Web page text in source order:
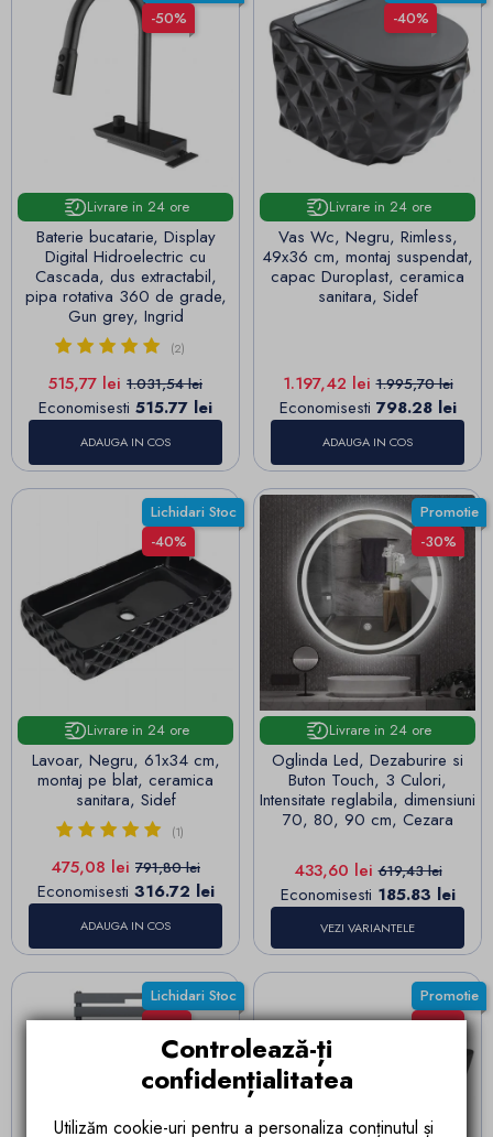
-50%
Livrare in 24 ore
Baterie bucatarie, Display
Digital Hidroelectric cu
Cascada, dus extractabil,
pipa rotativa 360 de grade,
Gun grey, Ingrid
(2)
Pret
515,77 lei Pret de baza
1.031,54 lei
Economisesti 515.77 lei
ADAUGA IN COS
-40%
Livrare in 24 ore
Vas Wc, Negru, Rimless,
49x36 cm, montaj suspendat,
capac Duroplast, ceramica
sanitara, Sidef
Pret
1.197,42 leiPret de baza
1.995,70 lei
Economisesti 798.28 lei
ADAUGA IN COS
Lichidari Stoc
-40%
Livrare in 24 ore
Lavoar, Negru, 61x34 cm,
montaj pe blat, ceramica
sanitara, Sidef
(1)
Pret
475,08 lei Pret de baza
791,80 lei
Economisesti 316.72 lei
ADAUGA IN COS
Promotie
-30%
Livrare in 24 ore
Oglinda Led, Dezaburire si
Buton Touch, 3 Culori,
Intensitate reglabila, dimensiuni
70, 80, 90 cm, Cezara
Pret
433,60 leiPret de baza
619,43 lei
Economisesti 185.83 lei
VEZI VARIANTELE
Lichidari Stoc
-12%
Promotie
-40%
Controlează-ți
confidențialitatea
Utilizăm cookie-uri pentru a personaliza conținutul și